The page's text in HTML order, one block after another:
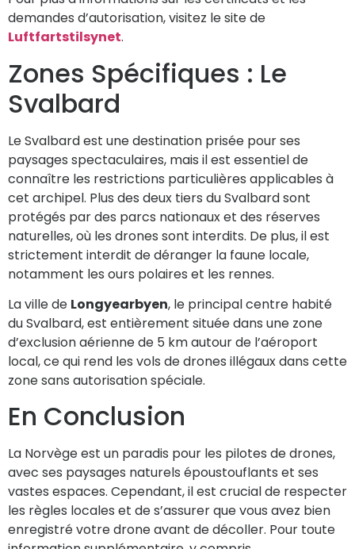
demandes d’autorisation, visitez le site de
Luftfartstilsynet.
Zones Spécifiques : Le
Svalbard
Le Svalbard est une destination prisée pour ses
paysages spectaculaires, mais il est essentiel de
connaître les restrictions particulières applicables à
cet archipel. Plus des deux tiers du Svalbard sont
protégés par des parcs nationaux et des réserves
naturelles, où les drones sont interdits. De plus, il est
strictement interdit de déranger la faune locale,
notamment les ours polaires et les rennes.
La ville de Longyearbyen, le principal centre habité
du Svalbard, est entièrement située dans une zone
d’exclusion aérienne de 5 km autour de l’aéroport
local, ce qui rend les vols de drones illégaux dans cette
zone sans autorisation spéciale.
En Conclusion
La Norvège est un paradis pour les pilotes de drones,
avec ses paysages naturels époustouflants et ses
vastes espaces. Cependant, il est crucial de respecter
les règles locales et de s’assurer que vous avez bien
enregistré votre drone avant de décoller. Pour toute